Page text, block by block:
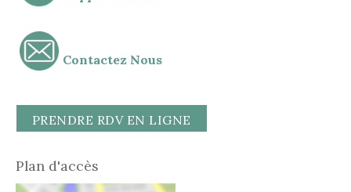
Contactez Nous
PRENDRE RDV EN LIGNE
Plan d'accès